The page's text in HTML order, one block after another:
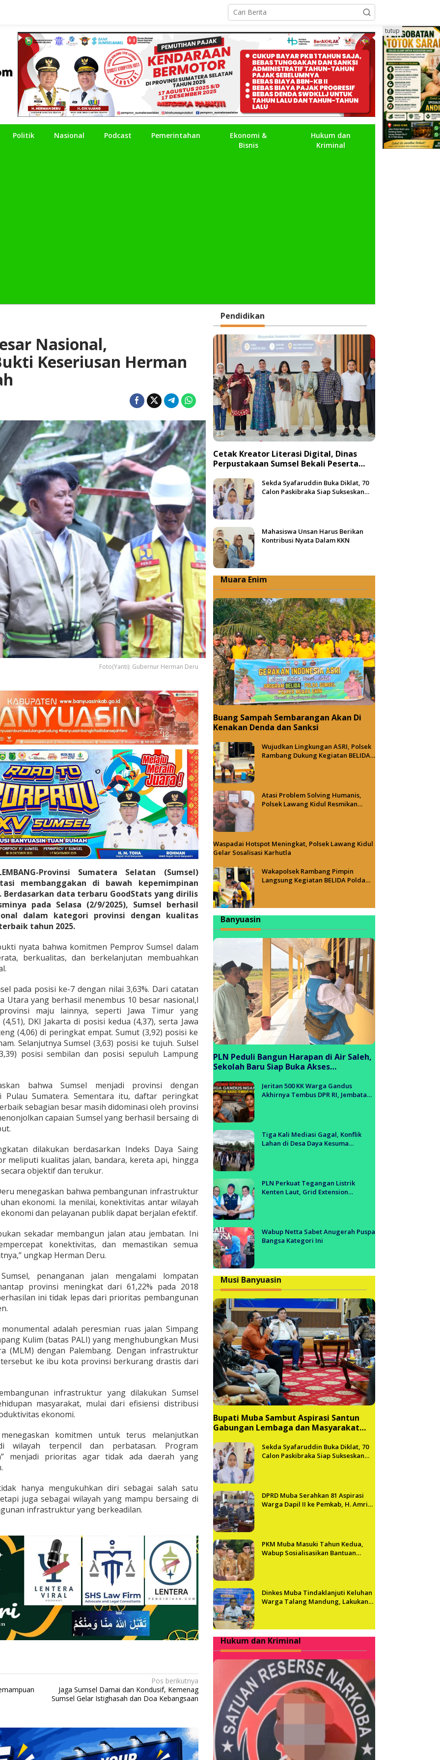
Politik Nasional Podcast Pemerintahan
Ekonomi &
Bisnis
Hukum dan
Kriminal
tutup
Nasional,
Keseriusan Herman
Foto(Yanti): Gubernur Herman Deru
Provinsi Sumatera Selatan (Sumsel)
membanggakan di bawah kepemimpinan
Berdasarkan data terbaru GoodStats yang dirilis
pada Selasa (2/9/2025), Sumsel berhasil
dalam kategori provinsi dengan kualitas
tahun 2025.
nyata bahwa komitmen Pemprov Sumsel dalam
berkualitas, dan berkelanjutan membuahkan
pada posisi ke-7 dengan nilai 3,63%. Dari catatan
Utara yang berhasil menembus 10 besar nasional,l
maju lainnya, seperti Jawa Timur yang
DKI Jakarta di posisi kedua (4,37), serta Jawa
(4,06) di peringkat empat. Sumut (3,92) posisi ke
Selanjutnya Sumsel (3,63) posisi ke tujuh. Sulsel
posisi sembilan dan posisi sepuluh Lampung
bahwa Sumsel menjadi provinsi dengan
Sumatera. Sementara itu, daftar peringkat
sebagian besar masih didominasi oleh provinsi
capaian Sumsel yang berhasil bersaing di
dilakukan berdasarkan Indeks Daya Saing
meliputi kualitas jalan, bandara, kereta api, hingga
objektif dan terukur.
menegaskan bahwa pembangunan infrastruktur
ekonomi. Ia menilai, konektivitas antar wilayah
dan pelayanan publik dapat berjalan efektif.
sekadar membangun jalan atau jembatan. Ini
konektivitas, dan memastikan semua
ungkap Herman Deru.
penanganan jalan mengalami lompatan
provinsi meningkat dari 61,22% pada 2018
ini tidak lepas dari prioritas pembangunan
adalah peresmian ruas jalan Simpang
Kulim (batas PALI) yang menghubungkan Musi
(MLM) dengan Palembang. Dengan infrastruktur
ke ibu kota provinsi berkurang drastis dari
infrastruktur yang dilakukan Sumsel
masyarakat, mulai dari efisiensi distribusi
ekonomi.
komitmen untuk terus melanjutkan
wilayah terpencil dan perbatasan. Program
menjadi prioritas agar tidak ada daerah yang
hanya mengukuhkan diri sebagai salah satu
juga sebagai wilayah yang mampu bersaing di
infrastruktur yang berkeadilan.
Pos berikutnya
Jaga Sumsel Damai dan Kondusif, Kemenag
Sumsel Gelar Istighasah dan Doa Kebangsaan
Pendidikan
Cetak Kreator Literasi Digital, Dinas
Perpustakaan Sumsel Bekali Peserta
Sekda Syafaruddin Buka Diklat, 70
Calon Paskibraka Siap Sukseskan
Mahasiswa Unsan Harus Berikan
Kontribusi Nyata Dalam KKN
Muara Enim
Buang Sampah Sembarangan Akan Di
Kenakan Denda dan Sanksi
Wujudkan Lingkungan ASRI, Polsek
Rambang Dukung Kegiatan BELIDA
Atasi Problem Solving Humanis,
Polsek Lawang Kidul Resmikan
Waspadai Hotspot Meningkat, Polsek Lawang Kidul
Gelar Sosalisasi Karhutla
Wakapolsek Rambang Pimpin
Langsung Kegiatan BELIDA Polda
Banyuasin
PLN Peduli Bangun Harapan di Air Saleh,
Sekolah Baru Siap Buka Akses
Banyuasin
Jeritan 500 KK Warga Gandus
Akhirnya Tembus DPR RI, Jembatan
Tiga Kali Mediasi Gagal, Konflik
Lahan di Desa Daya Kesuma
PLN Perkuat Tegangan Listrik
Kenten Laut, Grid Extension
Wabup Netta Sabet Anugerah Puspa
Bangsa Kategori Ini
Musi Banyuasin
Bupati Muba Sambut Aspirasi Santun
Gabungan Lembaga dan Masyarakat
Sekda Syafaruddin Buka Diklat, 70
Calon Paskibraka Siap Sukseskan
DPRD Muba Serahkan 81 Aspirasi
Warga Dapil II ke Pemkab, H. Amri
PKM Muba Masuki Tahun Kedua,
Wabup Sosialisasikan Bantuan
Dinkes Muba Tindaklanjuti Keluhan
Warga Talang Mandung, Lakukan
Hukum dan Kriminal